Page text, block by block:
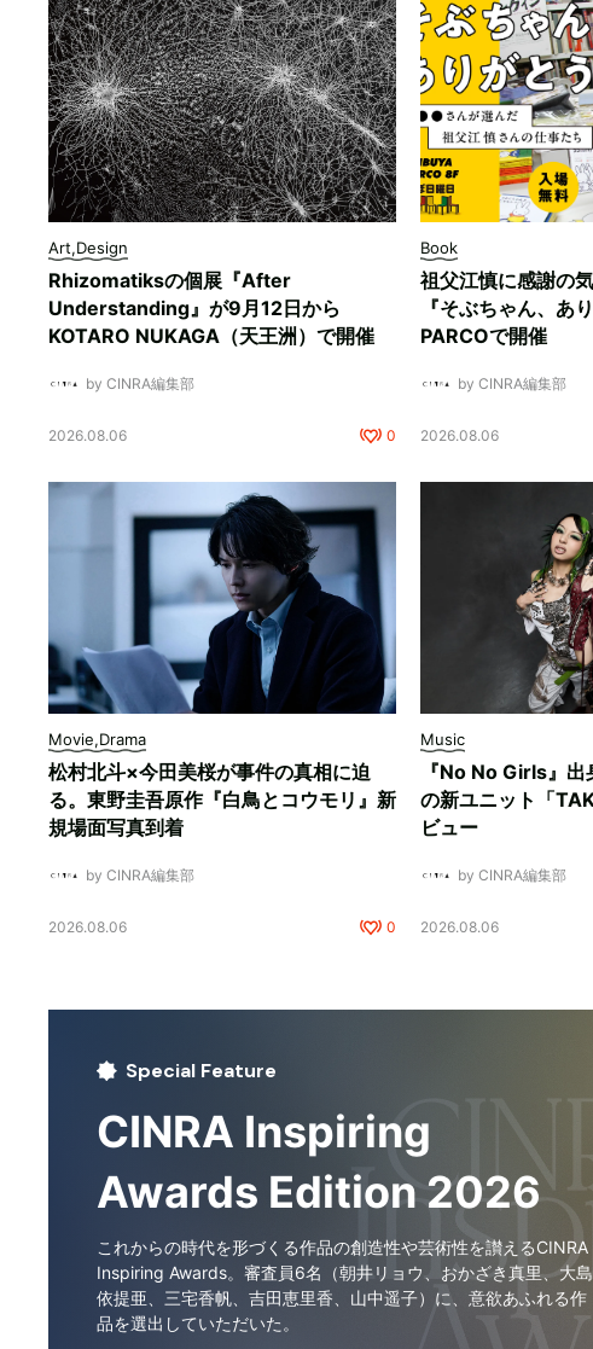
Art,Design
Rhizomatiksの個展『After
Understanding』が9月12日から
KOTARO NUKAGA（天王洲）で開催
by CINRA編集部
2026.08.06 0
Book
祖父江慎に感謝の
『そぶちゃん、あ
PARCOで開催
by CINRA編集部
2026.08.06
Movie,Drama
松村北斗×今田美桜が事件の真相に迫
る。東野圭吾原作『白鳥とコウモリ』新
規場面写真到着
by CINRA編集部
2026.08.06 0
Music
『No No Girls』
の新ユニット「
ビュー
by CINRA編集部
2026.08.06
Special Feature
CINRA Inspiring
Awards Edition 2026
これからの時代を形づくる作品の創造性や芸術性を讃えるCINRA
Inspiring Awards。審査員6名（朝井リョウ、おかざき真里、大島
依提亜、三宅香帆、吉田恵里香、山中遥子）に、意欲あふれる作
品を選出していただいた。